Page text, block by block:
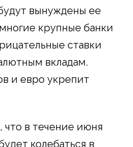
вынуждены ее
крупные банки
ставки
вкладам.
и евро укрепит
что в течение июня
колебаться в